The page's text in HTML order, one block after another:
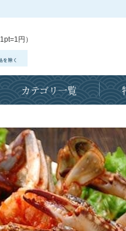
1pt=1円）
カテゴリ一覧